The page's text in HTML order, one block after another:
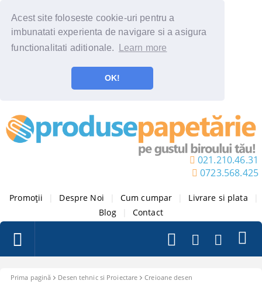
Acest site foloseste cookie-uri pentru a
imbunatati experienta de navigare si a asigura
functionalitati aditionale.
Learn more
OK!
021.210.46.31
0723.568.425
Promoții Despre Noi Cum cumpar Livrare si plata
Blog
Contact
Prima pagină Desen tehnic si Proiectare Creioane desen